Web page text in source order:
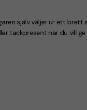
själv väljer ur ett brett
tackpresent när du vill